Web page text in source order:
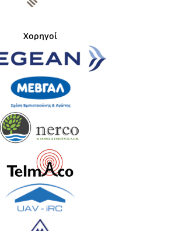
Χορηγοί